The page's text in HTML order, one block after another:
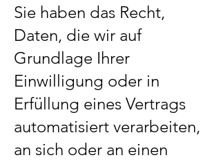
Sie haben das Recht,
Daten, die wir auf
Grundlage Ihrer
Einwilligung oder in
Erfüllung eines Vertrags
automatisiert verarbeiten,
an sich oder an einen